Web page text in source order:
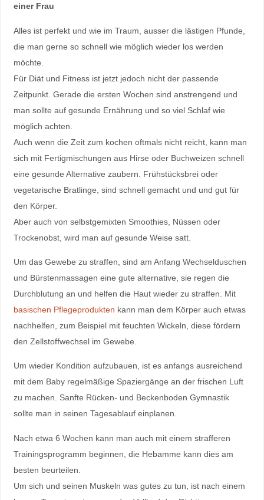
einer Frau
Alles ist perfekt und wie im Traum, ausser die lästigen Pfunde,
die man gerne so schnell wie möglich wieder los werden
möchte.
Für Diät und Fitness ist jetzt jedoch nicht der passende
Zeitpunkt. Gerade die ersten Wochen sind anstrengend und
man sollte auf gesunde Ernährung und so viel Schlaf wie
möglich achten.
Auch wenn die Zeit zum kochen oftmals nicht reicht, kann man
sich mit Fertigmischungen aus Hirse oder Buchweizen schnell
eine gesunde Alternative zaubern. Frühstücksbrei oder
vegetarische Bratlinge, sind schnell gemacht und und gut für
den Körper.
Aber auch von selbstgemixten Smoothies, Nüssen oder
Trockenobst, wird man auf gesunde Weise satt.
Um das Gewebe zu straffen, sind am Anfang Wechselduschen
und Bürstenmassagen eine gute alternative, sie regen die
Durchblutung an und helfen die Haut wieder zu straffen. Mit
basischen Pflegeprodukten kann man dem Körper auch etwas
nachhelfen, zum Beispiel mit feuchten Wickeln, diese fördern
den Zellstoffwechsel im Gewebe.
Um wieder Kondition aufzubauen, ist es anfangs ausreichend
mit dem Baby regelmäßige Spaziergänge an der frischen Luft
zu machen. Sanfte Rücken- und Beckenboden Gymnastik
sollte man in seinen Tagesablauf einplanen.
Nach etwa 6 Wochen kann man auch mit einem strafferen
Trainingsprogramm beginnen, die Hebamme kann dies am
besten beurteilen.
Um sich und seinen Muskeln was gutes zu tun, ist nach einem